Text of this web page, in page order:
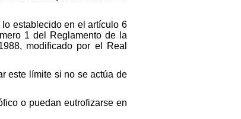
establecido en el artículo 6
1 del Reglamento de la
modificado por el Real
este límite si no se actúa de
o puedan eutrofizarse en